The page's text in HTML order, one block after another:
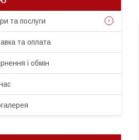
та послуги
та оплата
і обмін